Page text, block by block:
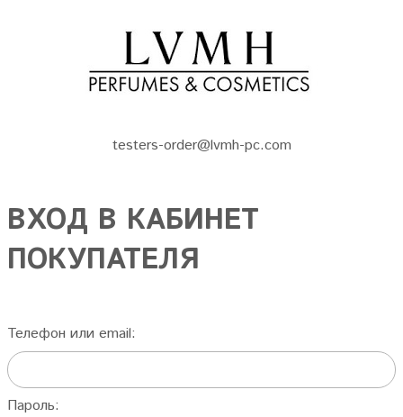
testers-order@lvmh-pc.com
ВХОД В КАБИНЕТ
ПОКУПАТЕЛЯ
Телефон или email:
Пароль: